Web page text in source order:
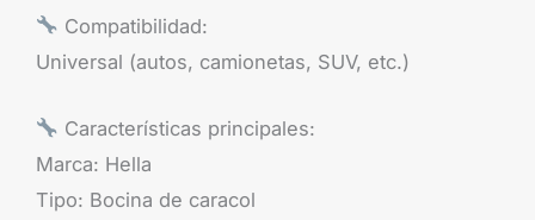
Compatibilidad:
Universal (autos, camionetas, SUV, etc.)
Características principales:
Marca: Hella
Tipo: Bocina de caracol